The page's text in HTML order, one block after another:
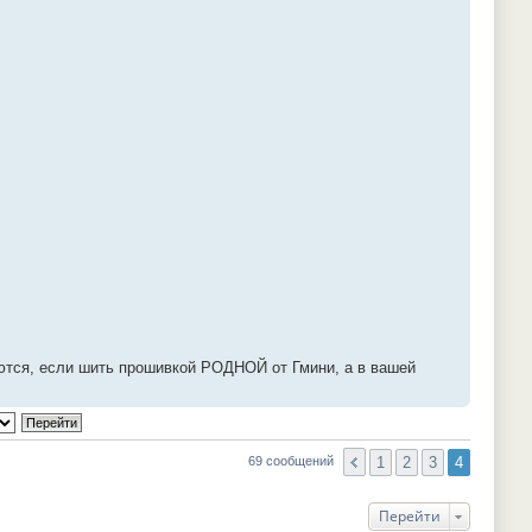
если шить прошивкой РОДНОЙ от Гмини, а в вашей
69 сообщений 1 2 3 4
Перейти